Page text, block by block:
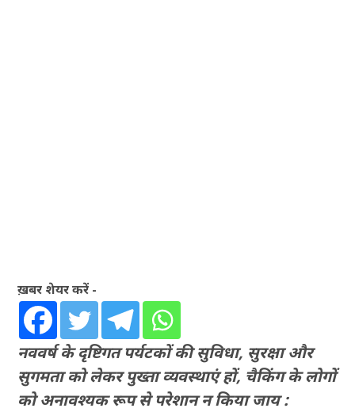
ख़बर शेयर करें -
नववर्ष के दृष्टिगत पर्यटकों की सुविधा, सुरक्षा और
सुगमता को लेकर पुख्ता व्यवस्थाएं हों, चैकिंग के लोगों
को अनावश्यक रूप से परेशान न किया जाय :